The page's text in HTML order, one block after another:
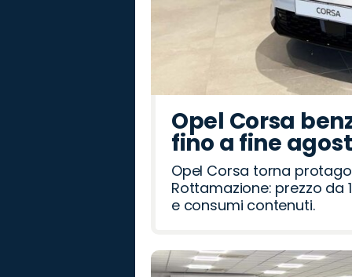
Opel Corsa
fino a fine
Opel Corsa torna
Rottamazione: prezzo da
e consumi contenuti.